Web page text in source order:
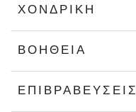
ΧΟΝΔΡΙΚΉ
ΒΟΉΘΕΙΑ
ΕΠΙΒΡΑΒΕΎΣΕΙΣ